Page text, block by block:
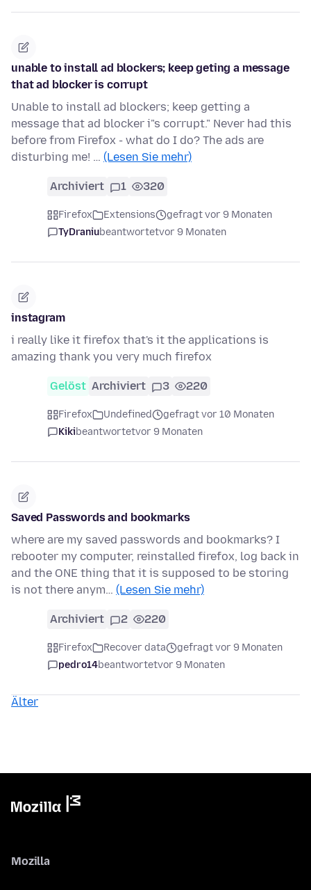
unable to install ad blockers; keep geting a message
that ad blocker is corrupt
Unable to install ad blockers; keep getting a
message that ad blocker i"s corrupt." Never had this
before from Firefox - what do I do? The ads are
disturbing me! … (Lesen Sie mehr)
Archiviert 1 320
Firefox Extensions
gefragt vor 9 Monaten
TyDraniubeantwortetvor 9 Monaten
instagram
i really like it firefox that's it the applications is
amazing thank you very much firefox
Gelöst Archiviert 3 220
Firefox Undefined
gefragt vor 10 Monaten
Kikibeantwortetvor 9 Monaten
Saved Passwords and bookmarks
where are my saved passwords and bookmarks? I
rebooter my computer, reinstalled firefox, log back in
and the ONE thing that it is supposed to be storing
is not there anym… (Lesen Sie mehr)
Archiviert 2 220
Firefox Recover data
gefragt vor 9 Monaten
pedro14beantwortetvor 9 Monaten
Älter
Mozilla